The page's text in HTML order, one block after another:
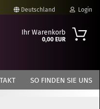
Deutschland Login
Ihr Warenkorb
0,00 EUR
SO FINDEN SIE UNS